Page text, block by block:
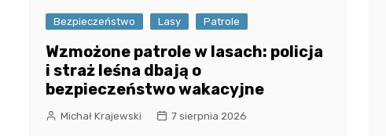
Bezpieczeństwo Lasy Patrole
Wzmożone patrole w lasach: policja
i straż leśna dbają o
bezpieczeństwo wakacyjne
Michał Krajewski 7 sierpnia 2026